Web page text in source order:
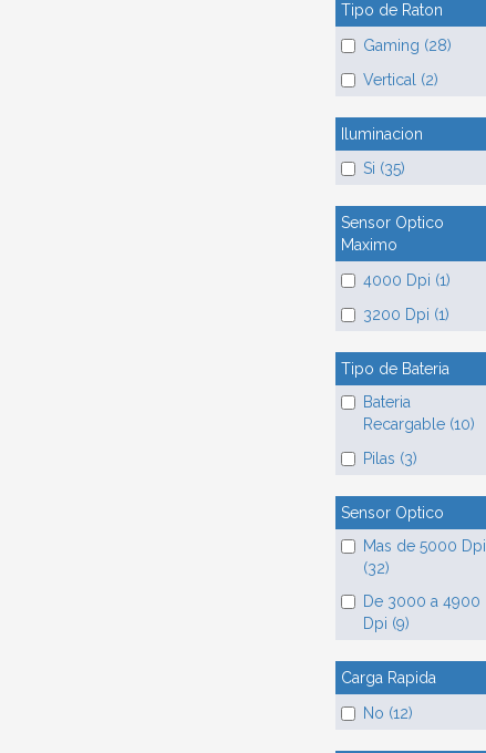
Tipo de Raton
Gaming (28)
Vertical (2)
Iluminacion
Si (35)
Sensor Optico
Maximo
4000 Dpi (1)
3200 Dpi (1)
Tipo de Bateria
Bateria
Recargable (10)
Pilas (3)
Sensor Optico
Mas de 5000 Dpi
(32)
De 3000 a 4900
Dpi (9)
Carga Rapida
No (12)